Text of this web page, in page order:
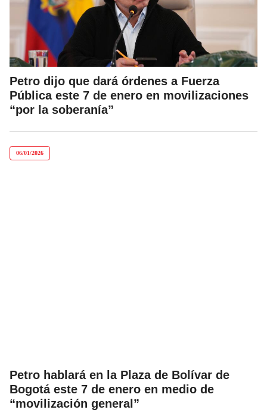
Petro dijo que dará órdenes a Fuerza
Pública este 7 de enero en movilizaciones
“por la soberanía”
06/01/2026
Petro hablará en la Plaza de Bolívar de
Bogotá este 7 de enero en medio de
“movilización general”